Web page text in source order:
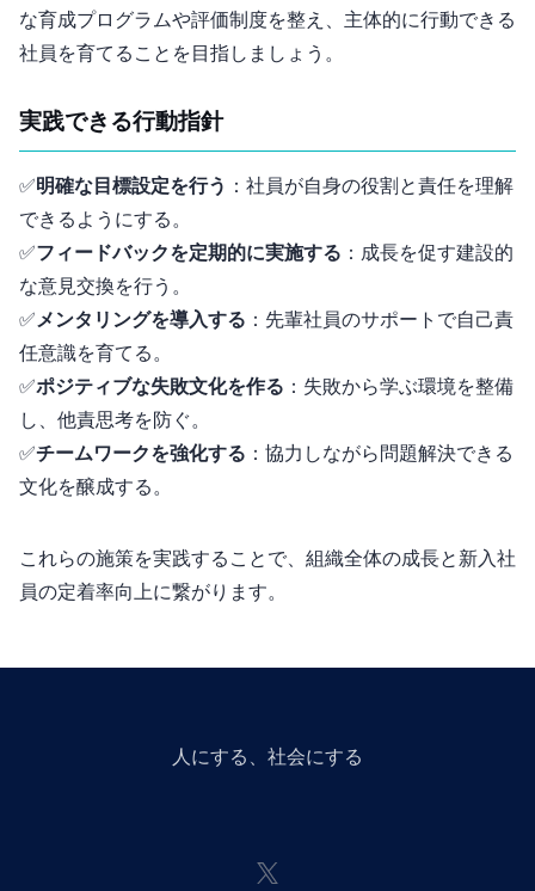
な育成プログラムや評価制度を整え、主体的に行動できる
社員を育てることを目指しましょう。
実践できる行動指針
✅明確な目標設定を行う ：社員が自身の役割と責任を理解
できるようにする。
✅フィードバックを定期的に実施する ：成長を促す建設的
な意見交換を行う。
✅メンタリングを導入する ：先輩社員のサポートで自己責
任意識を育てる。
✅ポジティブな失敗文化を作る ：失敗から学ぶ環境を整備
し、他責思考を防ぐ。
✅チームワークを強化する ：協力しながら問題解決できる
文化を醸成する。
これらの施策を実践することで、組織全体の成長と新入社
員の定着率向上に繋がります。
人にGiveする、社会にGiveする